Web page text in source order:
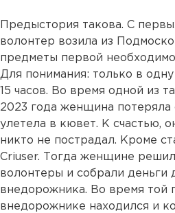
Предыстория такова. С
волонтер возила из
предметы первой
Для понимания: только в
15 часов. Во время одной из
2023 года женщина потеряла
улетела в кювет. К счастью,
никто не пострадал. Кроме
Criuser. Тогда женщине
волонтеры и собрали деньги
внедорожника. Во время той
внедорожнике находился и